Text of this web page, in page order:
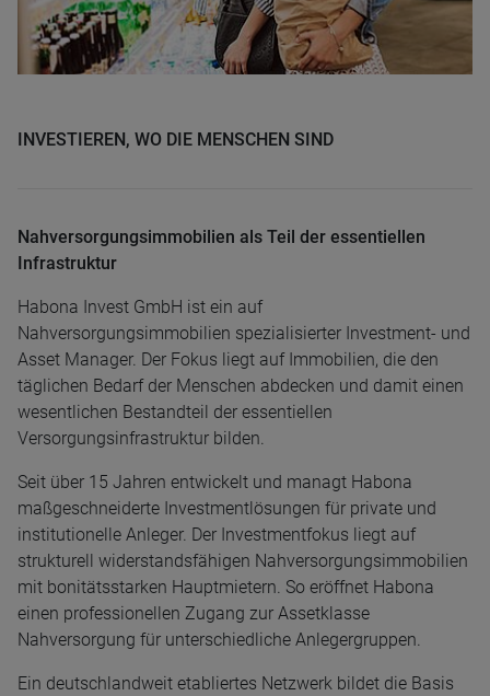
INVESTIEREN, WO DIE MENSCHEN SIND
Nahversorgungsimmobilien als Teil der essentiellen
Infrastruktur
Habona Invest GmbH ist ein auf
Nahversorgungsimmobilien spezialisierter Investment- und
Asset Manager. Der Fokus liegt auf Immobilien, die den
täglichen Bedarf der Menschen abdecken und damit einen
wesentlichen Bestandteil der essentiellen
Versorgungsinfrastruktur bilden.
Seit über 15 Jahren entwickelt und managt Habona
maßgeschneiderte Investmentlösungen für private und
institutionelle Anleger. Der Investmentfokus liegt auf
strukturell widerstandsfähigen Nahversorgungsimmobilien
mit bonitätsstarken Hauptmietern. So eröffnet Habona
einen professionellen Zugang zur Assetklasse
Nahversorgung für unterschiedliche Anlegergruppen.
Ein deutschlandweit etabliertes Netzwerk bildet die Basis